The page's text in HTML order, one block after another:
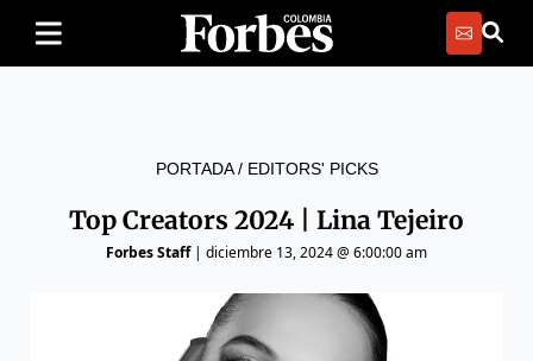
PORTADA/ EDITORS' PICKS
Top Creators 2024 | Lina Tejeiro
Forbes Staff| diciembre 13, 2024 @ 6:00:00 am